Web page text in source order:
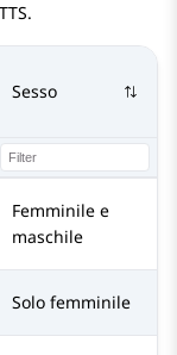
Sesso
Femminile e
maschile
Solo femminile